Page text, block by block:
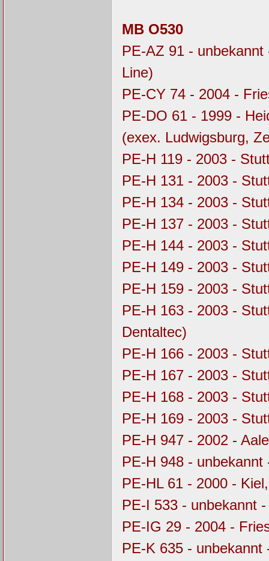
MB O530
PE-AZ 91 -
Line)
PE-CY 74 - 2004 -
PE-DO 61 - 1999 -
(exex. Ludwigsburg,
PE-H 119 - 2003 -
PE-H 131 - 2003 -
PE-H 134 - 2003 -
PE-H 137 - 2003 -
PE-H 144 - 2003 -
PE-H 149 - 2003 -
PE-H 159 - 2003 -
PE-H 163 - 2003 -
Dentaltec)
PE-H 166 - 2003 -
PE-H 167 - 2003 -
PE-H 168 - 2003 -
PE-H 169 - 2003 -
PE-H 947 - 2002 -
PE-H 948 -
PE-HL 61 - 2000 -
PE-I 533 - unbekannt
PE-IG 29 - 2004 -
PE-K 635 - unbekannt